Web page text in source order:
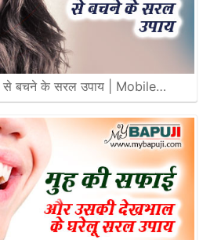
से बचने के सरल उपाय | Mobile…